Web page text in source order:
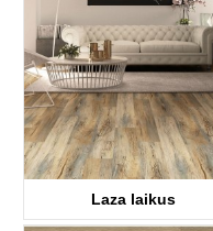
Laza laikus